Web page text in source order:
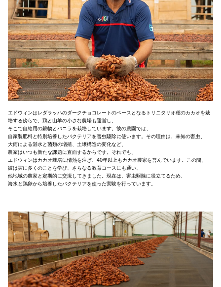
エドウィンはレダラッハのダークチョコレートのベースとなるトリニタリオ種のカカオを栽
培する傍らで、鶏と山羊の小さな農場も運営し、
そこで自給用の穀物とバニラを栽培しています。彼の農園では、
自家製肥料と特別培養したバクテリアを害虫駆除に使います。その理由は、未知の害虫、
大雨による湛水と菌類の増殖、土壌構造の変化など、
農家はいつも新たな課題に直面するからです。それでも、
エドウィンはカカオ栽培に情熱を注ぎ、40年以上もカカオ農家を営んでいます。この間、
彼は実に多くのことを学び、さらなる教育コースにも通い、
他地域の農家と定期的に交流してきました。現在は、害虫駆除に役立てるため、
海水と鶏卵から培養したバクテリアを使った実験を行っています。